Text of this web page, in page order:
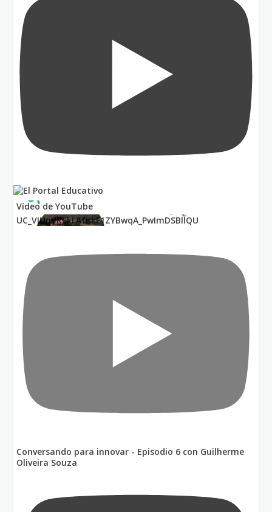
Vídeo de YouTube
UC_VIUnVRSkLAfKkF1ZYBwqA_PwImDSBllQU
Conversando para innovar - Episodio 6 con Guilherme
Oliveira Souza